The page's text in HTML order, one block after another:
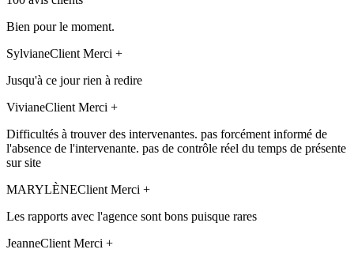
Bien pour le moment.
SylvianeClient Merci +
Jusqu'à ce jour rien à redire
VivianeClient Merci +
Difficultés à trouver des intervenantes. pas forcément informé de
l'absence de l'intervenante. pas de contrôle réel du temps de présente
sur site
MARYLÈNEClient Merci +
Les rapports avec l'agence sont bons puisque rares
JeanneClient Merci +